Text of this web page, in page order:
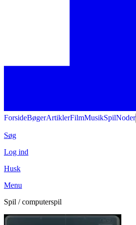
ForsideBøgerArtiklerFilmMusikSpilNoder
Søg
Log ind
Husk
Menu
Spil / computerspil